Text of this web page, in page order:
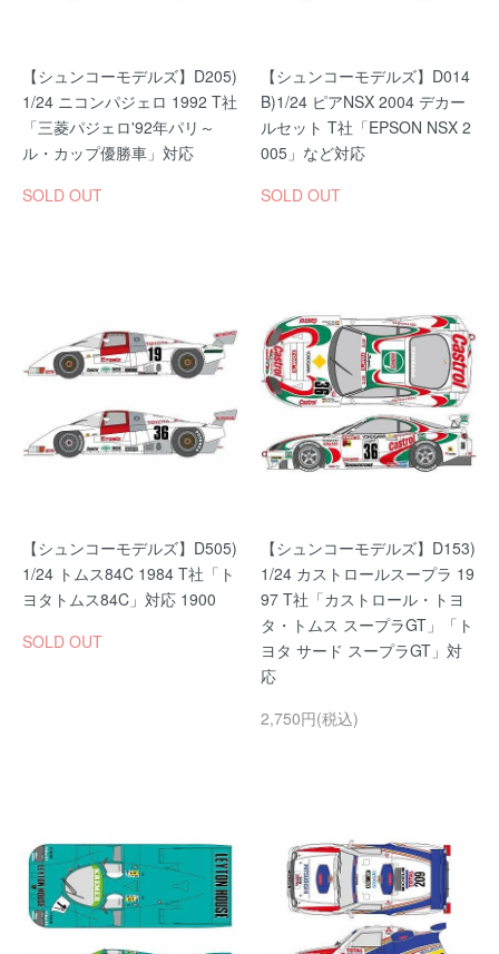
【シュンコーモデルズ】D205)
1/24 ニコンパジェロ 1992 T社
「三菱パジェロ'92年パリ～
ル・カップ優勝車」対応
SOLD OUT
【シュンコーモデルズ】D014
B)1/24 ピアNSX 2004 デカー
ルセット T社「EPSON NSX 2
005」など対応
SOLD OUT
【シュンコーモデルズ】D505)
1/24 トムス84C 1984 T社「ト
ヨタトムス84C」対応 1900
SOLD OUT
【シュンコーモデルズ】D153)
1/24 カストロールスープラ 19
97 T社「カストロール・トヨ
タ・トムス スープラGT」「ト
ヨタ サード スープラGT」対
応
2,750円(税込)